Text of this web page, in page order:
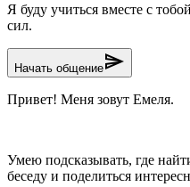
Я буду учиться вместе с
сил.
Начать общениеsend
Привет! Меня зовут Емеля.
Умею подсказывать, где
беседу и поделиться